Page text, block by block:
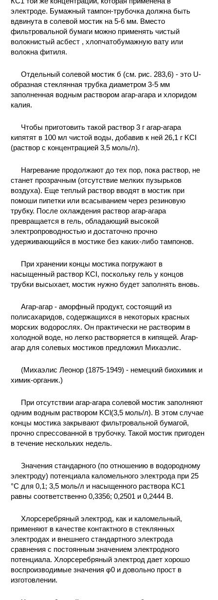
электроде. Бумажный тампон-трубочка должна быть
вдвинута в солевой мостик на 5-6 мм. Вместо
фильтровальной бумаги можно применять чистый
волокнистый асбест , хлопчатобумажную вату или
волокна фитиля.
Отдельный солевой мостик б (см. рис. 283,6) - это U-
образная стеклянная трубка диаметром 3-5 мм
заполненная водным раствором агар-агара и хлоридом
калия.
Чтобы приготовить такой раствор 3 г агар-агара
кипятят в 100 мл чистой воды, добавив к ней 26,1 г KCI
(раствор с концентрацией 3,5 моль/л).
Harpевание продолжают до тех пор, пока раствор, не
станет прозрачным (отсутствие мелких пузырьков
воздуха). Еще теплый раствор вводят в мостик при
помоши пипетки или всасыванием через резиновую
трубку. После охлаждения раствор агар-агара
превращается в гель, обладающий высокой
электропроводностью и достаточно прочно
удерживающийся в мостике без каких-либо тампонов.
При хранении концы мостика погружают в
насыщенный раствор KCI, поскольку гель у концов
трубки высыхает, мостик нужно будет заполнять вновь.
Агар-агар - аморфный продукт, состоящий из
полисахаридов, содержащихся в некоторых красных
морских водорослях. Он практически не растворим в
холодной воде, но легко растворяется в кипящей. Агар-
агар для солевых мостиков предложил Михаэлис.
(Михаэлис Леонор (1875-1949) - немецкий биохимик и
химик-органик.)
При отсутствии агар-агара солевой мостик заполняют
одним водным раствором KCl(3,5 моль/л). В этом случае
концы мостика закрывают фильтровальной бумагой,
прочно спрессованной в трубочку. Такой мостик пригоден
в течение нескольких недель.
Значения стандарного (по отношению в водородному
электроду) потенциала каломельного электрода при 25
°С для 0,1; 3,5 моль/л и насыщенного раствора КС1
равны соответственно 0,3356; 0,2501 и 0,2444 В.
Хлорсеребряный электрод, как и каломельный,
применяют в качестве контактного в стеклянных
электродах и внешнего стандартного электрода
сравнения с постоянным значением электродного
потенциала. Хлорсеребряный электрод дает хорошо
воспроизводимые значения φ0 и довольно прост в
изготовлении.